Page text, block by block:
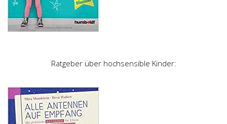
Ratgeber über hochsensible Kinder: